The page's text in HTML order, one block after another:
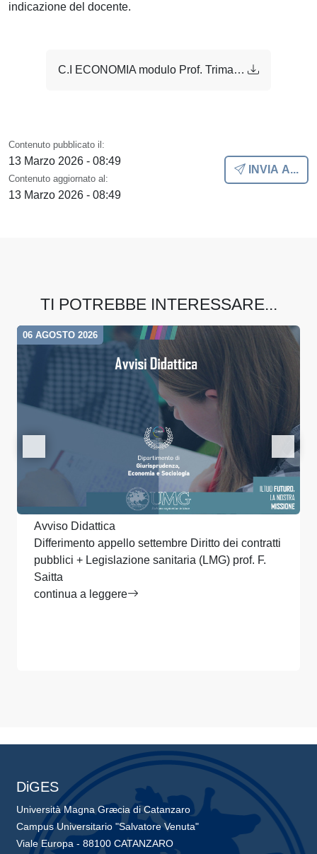
indicazione del docente.
C.I ECONOMIA modulo Prof. Trimarchi.pdf
Contenuto pubblicato il:
13 Marzo 2026 - 08:49
Contenuto aggiornato al:
13 Marzo 2026 - 08:49
INVIA A...
TI POTREBBE INTERESSARE...
06 AGOSTO 2026
Avviso Didattica
Differimento appello settembre Diritto dei contratti
pubblici + Legislazione sanitaria (LMG) prof. F.
Saitta
continua a leggere
DiGES
Università Magna Græcia di Catanzaro
Campus Universitario "Salvatore Venuta"
Viale Europa - 88100 CATANZARO